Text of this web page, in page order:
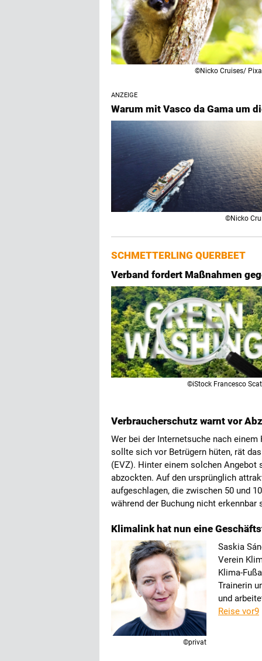
©Nicko Cruises/
ANZEIGE
Warum mit Vasco da Gama um
©Nicko
SCHMETTERLING QUERBEET
Verband fordert Maßnahmen
©iStock Francesco
Verbraucherschutz warnt vor
Wer bei der Internetsuche nach
sollte sich vor Betrügern hüten, rät
(EVZ). Hinter einem solchen
abzockten. Auf den ursprünglich
aufgeschlagen, die zwischen 50 und
während der Buchung nicht erkennbar
Klimalink hat nun eine
©privat
Saskia
Verein
Klima-
Trainerin
und
Reise vor9